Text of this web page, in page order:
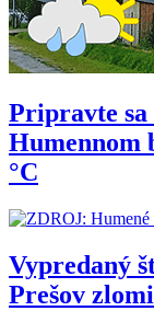
Pripravte
Humennom
°C
Vypredaný
Prešov